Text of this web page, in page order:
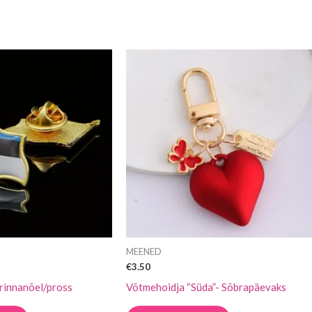
pross
MEENED
€3.50
Võtmehoidja “Süda”- Sõbrapäevaks